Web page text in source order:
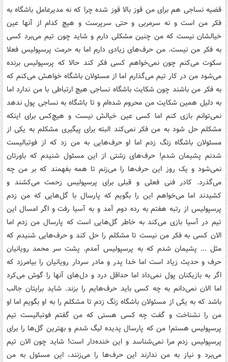
قضیه نساجی هم برای من قوز بالا قوز شده چرا که نه مدیرعامل باشگاه به
فکر من است و نه سرمربی و حتی سرپرست و هیچ کدام از آنها عین
خیالشان نیست که من چنین مشکلی دارم و شاید چون تیم می‌برد کسی
به فکر من نیست. من حرف‌های زیادی دارم اما به حرمت پرسپولیس فعلا
سکوت می‌کنم چون نمی‌خواهم کسی فکر کند حالا که پرسپولیس برنده
می‌شود من در کار تیم می‌گذارم اما از مسئولان باشگاه خواهش می‌کنم که
به فکر من باشند چون شکایت باشگاه نساجی هیچ ارتباطی با من ندارد اما
به دلیل همین شکایت من محروم شده‌ام و تا باشگاه به نساجی پول ندهد
نمی‌توانم بازی کنم اما کسی عین خیالش نیست و هیچ‌کس برای اینکه
مشکلم حل شود به من فکر نمی‌کند البته برای پیگیری مشکلم به یکی از
مسئولان باشگاه زنگ زدم اما او حرف‌هایی به من زد که از فوتبالیست
شدنم پشیمان شدم! حرف‌های زشتی از این مسئول شنیدم که باورتان
نمی‌شود و یک روز این حرف‌ها را می‌زنم تا همه بفهمند که بر من چه
می‌گذرد. کادر فنی فعلی و قبلی برای پرسپولیس زحمت می‌کشند و
کشیدند اما می‌خواهم این را بگویم که پارسال با گل‌هایی که من زدم
پرسپولیس از رتبه هفتم به رده دوم آمد و به آسیا رفت و اگر امسال این
تیم در آسیا بازی می‌کند به خاطر گل‌هایی است که پارسال من زدم اما
الان کسی به فکر من نیست تا مشکلم را حل کند و حرف‌هایی شنیدم که
مثل ... پشیمان شدم که به پرسپولیس آمدم. پشت سر محمد رویانیان
حرف و حدیث زیاد است اما خدا پدر و مادر سردار رویانیان را بیامرزد که
اگر به بازیکنان پول نمی‌داد اما حداقل درد و دل‌های آنها را گوش می‌کرد
اما الان نمی‌دانم به چه کسی باید حرف‌هایم را بزند. شاید برایتان جالب
باشد که به یکی از مسئولان باشگاه زنگ زدم تا مشکلم را به او بگویم اما او
من را نشناخت و گفت چه کسی هستی که من گفتم فوتبالیست تیم
پرسپولیس هستم! من که پارسال پدیده لیگ شدم و بهترین گل‌ها را برای
پرسپولیس زدم مرا نمی‌شناسد و این خنده‌دار است! شاید چون الان تیم
می‌برد و نیاز به من ندارند این حرف‌ها را می‌زنند، این مسئول به من